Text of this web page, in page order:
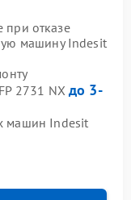
при отказе
машину Indesit
2731 NX до 3-
машин Indesit